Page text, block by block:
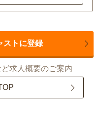
ストに登録
求人概要のご案内